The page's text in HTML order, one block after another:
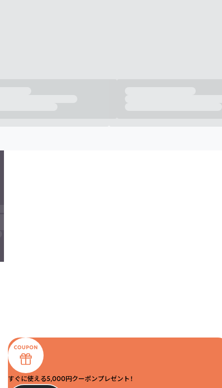
すぐに使える5,000円クーポンプレゼント！